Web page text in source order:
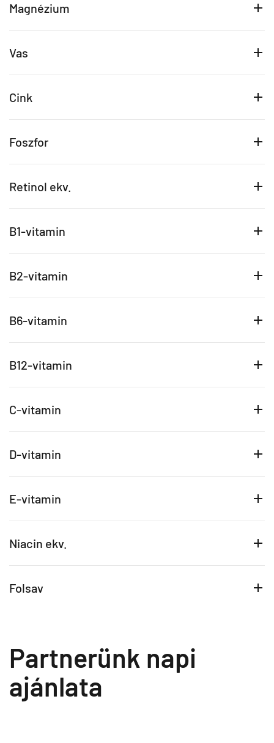
Magnézium
Vas
Cink
Foszfor
Retinol ekv.
B1-vitamin
B2-vitamin
B6-vitamin
B12-vitamin
C-vitamin
D-vitamin
E-vitamin
Niacin ekv.
Folsav
Partnerünk napi
ajánlata